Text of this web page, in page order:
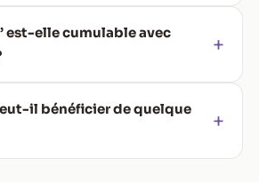
est-elle cumulable avec
il bénéficier de quelque